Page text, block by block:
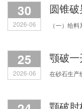
30
2026-06
圆锥
25
2026-06
颚破一